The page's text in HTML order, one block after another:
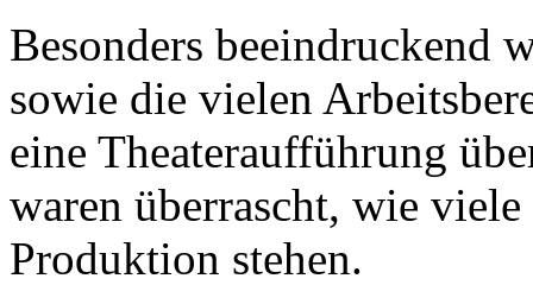
Besonders beeindruckend
sowie die vielen
eine Theateraufführung
waren überrascht, wie
Produktion stehen.